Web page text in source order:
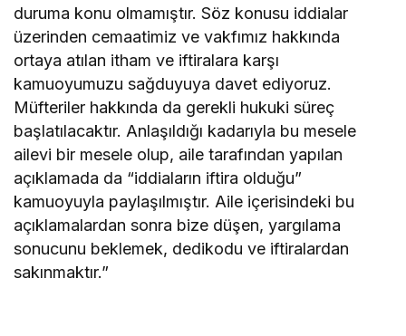
duruma konu olmamıştır. Söz konusu iddialar
üzerinden cemaatimiz ve vakfımız hakkında
ortaya atılan itham ve iftiralara karşı
kamuoyumuzu sağduyuya davet ediyoruz.
Müfteriler hakkında da gerekli hukuki süreç
başlatılacaktır. Anlaşıldığı kadarıyla bu mesele
ailevi bir mesele olup, aile tarafından yapılan
açıklamada da “iddiaların iftira olduğu”
kamuoyuyla paylaşılmıştır. Aile içerisindeki bu
açıklamalardan sonra bize düşen, yargılama
sonucunu beklemek, dedikodu ve iftiralardan
sakınmaktır.”